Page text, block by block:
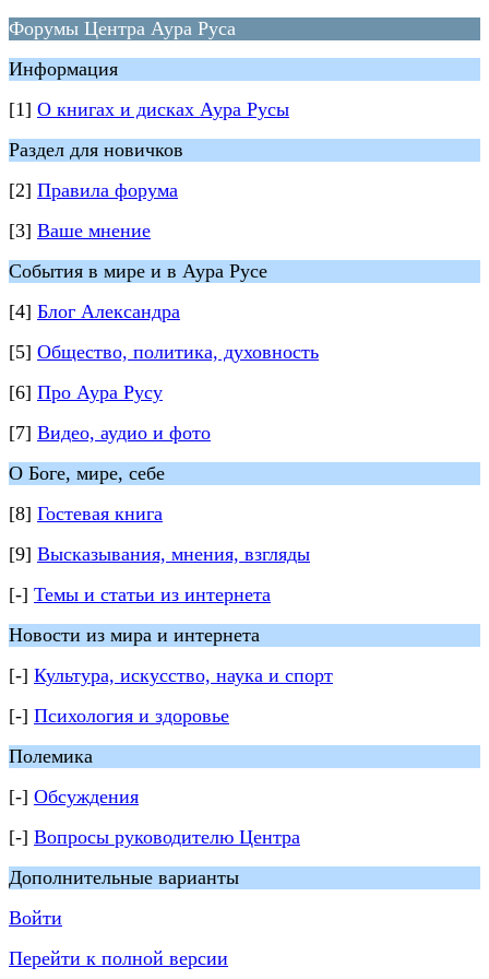
Форумы Центра Аура Руса
Информация
[1] О книгах и дисках Аура Русы
Раздел для новичков
[2] Правила форума
[3] Ваше мнение
События в мире и в Аура Русе
[4] Блог Александра
[5] Общество, политика, духовность
[6] Про Аура Русу
[7] Видео, аудио и фото
О Боге, мире, себе
[8] Гостевая книга
[9] Высказывания, мнения, взгляды
[-] Темы и статьи из интернета
Новости из мира и интернета
[-] Культура, искусство, наука и спорт
[-] Психология и здоровье
Полемика
[-] Обсуждения
[-] Вопросы руководителю Центра
Дополнительные варианты
Войти
Перейти к полной версии